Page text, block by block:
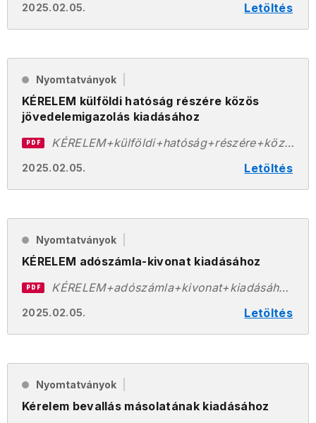
2025.02.05. Letöltés
Nyomtatványok
KÉRELEM külföldi hatóság részére közös
jövedelemigazolás kiadásához
2025.02.05. Letöltés
PDF KÉRELEM+külföldi+hatóság+részére+közös+jövedelemigazolás+kiadásához.pdf
Nyomtatványok
KÉRELEM adószámla-kivonat kiadásához
2025.02.05. Letöltés
PDF KÉRELEM+adószámla+kivonat+kiadásához.pdf
Nyomtatványok
Kérelem bevallás másolatának kiadásához